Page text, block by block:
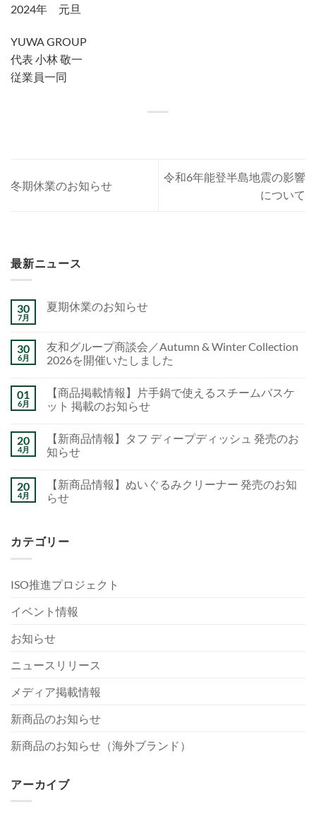
2024年 元旦
YUWA GROUP
代表 小林 敬一
従業員一同
冬期休業のお知らせ
令和6年能登半島地震の影響
について
最新ニュース
30
7月
夏期休業のお知らせ
30
6月
友和グループ商談会／Autumn & Winter Collection
2026を開催いたしました
01
6月
【商品掲載情報】片手鍋で使えるスチームバスケ
ット 掲載のお知らせ
20
4月
【新商品情報】タフ ディープディッシュ 発売のお
知らせ
20
4月
【新商品情報】ぬいぐるみクリーナー 発売のお知
らせ
カテゴリー
ISO推進プロジェクト
イベント情報
お知らせ
ニュースリリース
メディア掲載情報
新商品のお知らせ
新商品のお知らせ（海外ブランド）
アーカイブ